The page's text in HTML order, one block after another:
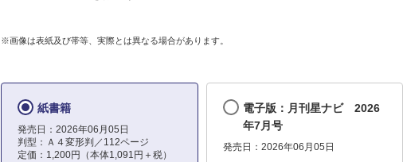
※画像は表紙及び帯等、実際とは異なる場合があります。
紙書籍
発売日：2026年06月05日
判型：Ａ４変形判／112ページ
定価：1,200円（本体1,091円＋税）
電子版：月刊星ナビ 2026
年7月号
発売日：2026年06月05日